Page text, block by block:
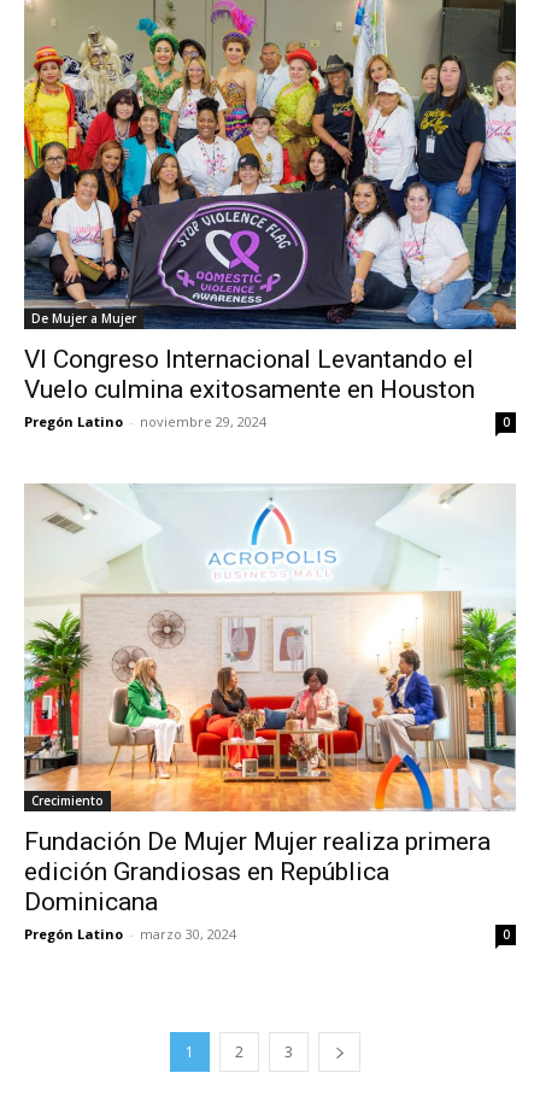
De Mujer a Mujer
VI Congreso Internacional Levantando el
Vuelo culmina exitosamente en Houston
Pregón Latino - noviembre 29, 2024 0
Crecimiento
Fundación De Mujer Mujer realiza primera
edición Grandiosas en República
Dominicana
Pregón Latino - marzo 30, 2024 0
1 2 3